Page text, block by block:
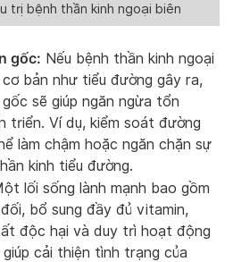
trị bệnh thần kinh ngoại biên
gốc: Nếu bệnh thần kinh ngoại
bản như tiểu đường gây ra,
sẽ giúp ngăn ngừa tổn
triển. Ví dụ, kiểm soát đường
làm chậm hoặc ngăn chặn sự
kinh tiểu đường.
lối sống lành mạnh bao gồm
bổ sung đầy đủ vitamin,
độc hại và duy trì hoạt động
cải thiện tình trạng của